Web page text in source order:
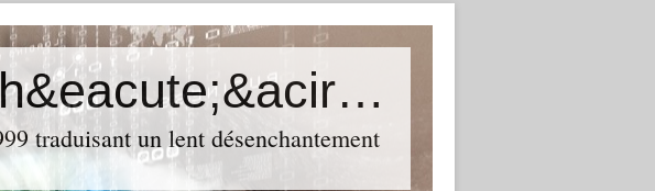
Une certaine histoire du th&eacute;&acirc;tre
traduisant un lent désenchantement